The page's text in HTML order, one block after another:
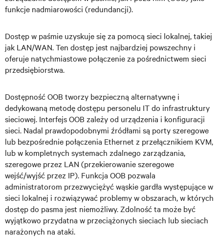
funkcje nadmiarowości (redundancji).
Dostęp w paśmie uzyskuje się za pomocą sieci lokalnej, takiej
jak LAN/WAN. Ten dostęp jest najbardziej powszechny i
oferuje natychmiastowe połączenie za pośrednictwem sieci
przedsiębiorstwa.
Dostępność OOB tworzy bezpieczną alternatywnę i
dedykowaną metodę dostępu personelu IT do infrastruktury
sieciowej. Interfejs OOB zależy od urządzenia i konfiguracji
sieci. Nadal prawdopodobnymi źródłami są porty szeregowe
lub bezpośrednie połączenia Ethernet z przełącznikiem KVM,
lub w kompletnych systemach zdalnego zarządzania,
szeregowe przez LAN (przekierowanie szeregowe
wejść/wyjść przez IP). Funkcja OOB pozwala
administratorom przezwyciężyć wąskie gardła występujące w
sieci lokalnej i rozwiązywać problemy w obszarach, w których
dostęp do pasma jest niemożliwy. Zdolność ta może być
wyjątkowo przydatna w przeciążonych sieciach lub sieciach
narażonych na ataki.